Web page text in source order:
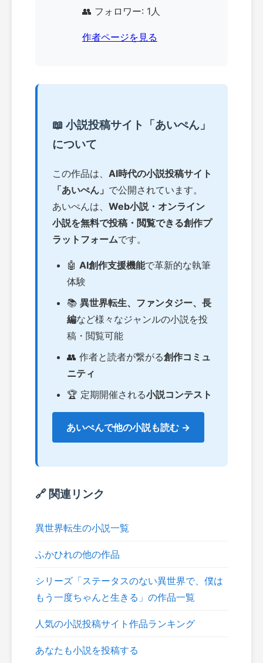
👥 フォロワー: 1人
作者ページを見る
📖 小説投稿サイト「あいぺん」
について
この作品は、 AI時代の小説投稿サイト
「あいぺん」 で公開されています。
あいぺんは、 Web小説・オンライン
小説を無料で投稿・閲覧できる創作プ
ラットフォームです。
🤖 AI創作支援機能で革新的な執筆
体験
📚 異世界転生、ファンタジー、長
編など様々なジャンルの小説を投
稿・閲覧可能
👥 作者と読者が繋がる創作コミュ
ニティ
🏆 定期開催される小説コンテスト
あいぺんで他の小説も読む →
🔗 関連リンク
異世界転生の小説一覧
ふかひれの他の作品
シリーズ「ステータスのない異世界で、僕は
もう一度ちゃんと生きる」の作品一覧
人気の小説投稿サイト作品ランキング
あなたも小説を投稿する